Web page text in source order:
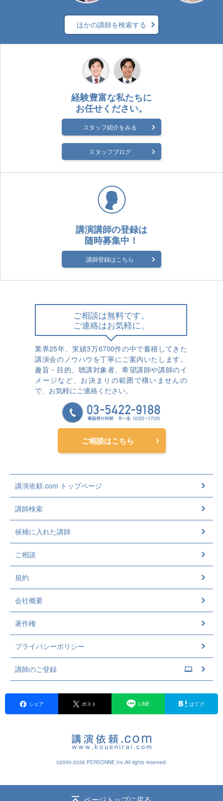
ほかの講師を検索する
経験豊富な私たちに
お任せください。
スタッフ紹介をみる
スタッフブログ
講演講師の登録は
随時募集中！
講師登録はこちら
ご相談は無料です。
ご連絡はお気軽に。
業界25年、実績3万6700件の中で蓄積してきた
講演会のノウハウを丁寧にご案内いたします。
趣旨・目的、聴講対象者、希望講師や講師のイ
メージなど、お決まりの範囲で構いませんの
で、お気軽にご連絡ください。
ご相談はこちら
講演依頼.com トップページ
講師検索
候補に入れた講師
ご相談
規約
会社概要
著作権
プライバシーポリシー
講師のご登録
シェア ポスト LINE はてブ
©2000-2026 PERSONNE,Inc,All rights reserved.